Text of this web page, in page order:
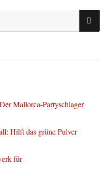
Mallorca-Partyschlager
Hilft das grüne Pulver
für